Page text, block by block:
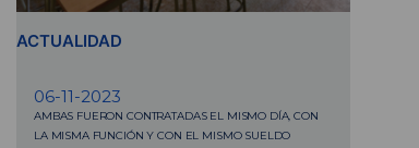
ACTUALIDAD
06-11-2023
AMBAS FUERON CONTRATADAS EL MISMO DÍA, CON
LA MISMA FUNCIÓN Y CON EL MISMO SUELDO